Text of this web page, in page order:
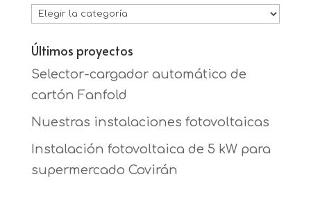
Categorías
Últimos proyectos
Selector-cargador automático de
cartón Fanfold
Nuestras instalaciones fotovoltaicas
Instalación fotovoltaica de 5 kW para
supermercado Covirán